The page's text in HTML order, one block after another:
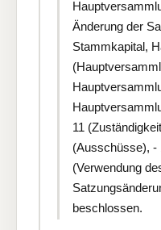
Änderung der
Stammkapital,
11
(Ausschüsse), -
(Verwendung
beschlossen.